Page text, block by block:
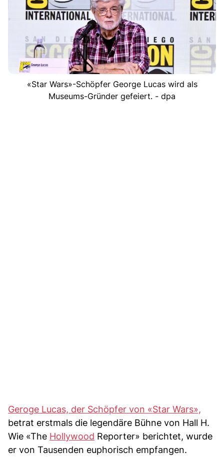
«Star Wars»-Schöpfer George Lucas wird als
Museums-Gründer gefeiert. - dpa
Geroge Lucas, der Schöpfer von «Star Wars»,
betrat erstmals die legendäre Bühne von Hall H.
Wie «The Hollywood Reporter» berichtet, wurde
er von Tausenden euphorisch empfangen.